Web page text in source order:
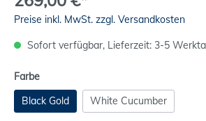
Preise inkl. MwSt. zzgl. Versandkosten
Sofort verfügbar, Lieferzeit: 3-5
Farbe
Black Gold
White Cucumber